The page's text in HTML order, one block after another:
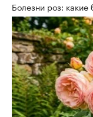
Болезни роз: